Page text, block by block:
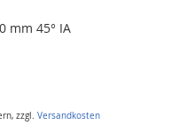
mm 45° IA
,zzgl.Versandkosten